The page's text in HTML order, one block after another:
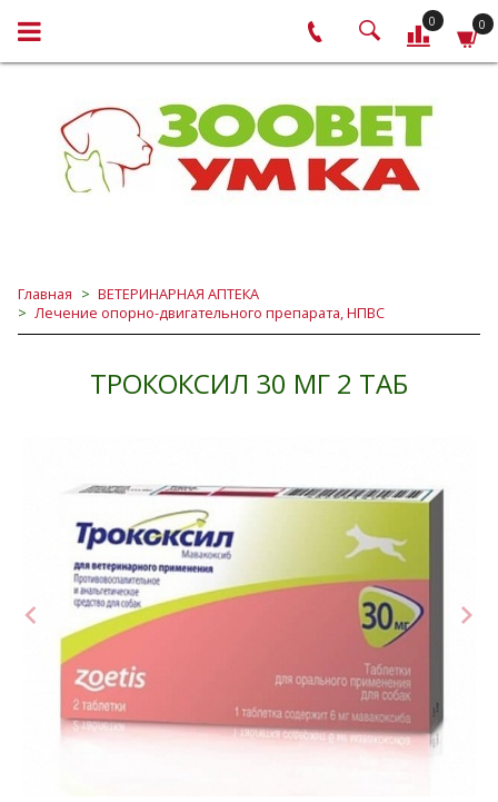
0 0
Главная
ВЕТЕРИНАРНАЯ АПТЕКА
Лечение опорно-двигательного препарата, НПВС
ТРОКОКСИЛ 30 МГ 2 ТАБ